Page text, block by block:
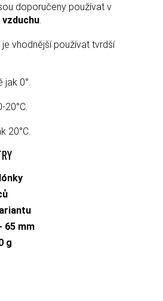
doporučeny používat v
vhodnější používat tvrdší
jak 0°.
20°C.
20°C.
65 mm
g